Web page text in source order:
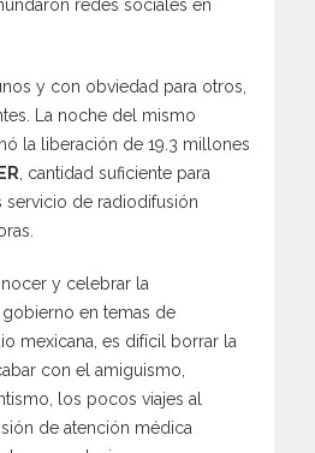
redes sociales en
y con obviedad para otros,
La noche del mismo
la liberación de 19.3 millones
, cantidad suficiente para
de radiodifusión
y celebrar la
en temas de
mexicana, es difícil borrar la
con el amiguismo,
los pocos viajes al
de atención médica